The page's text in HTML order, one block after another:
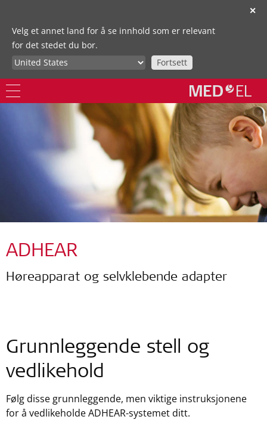
✕
Velg et annet land for å se innhold som er relevant
for det stedet du bor.
Fortsett
ADHEAR
Høreapparat og selvklebende adapter
Grunnleggende stell og
vedlikehold
Følg disse grunnleggende, men viktige instruksjonene
for å vedlikeholde ADHEAR-systemet ditt.